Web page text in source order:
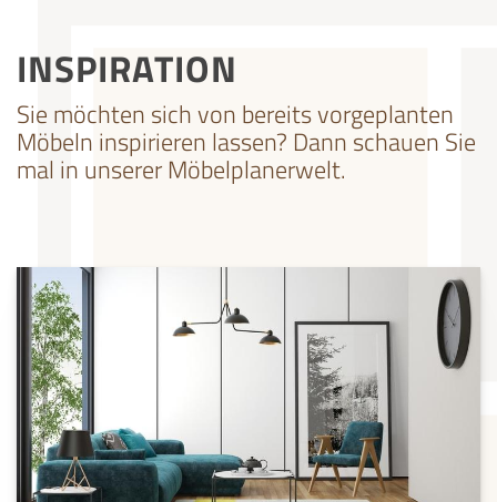
INSPIRATION
Sie möchten sich von bereits vorgeplanten
Möbeln inspirieren lassen? Dann schauen Sie
mal in unserer Möbelplanerwelt.